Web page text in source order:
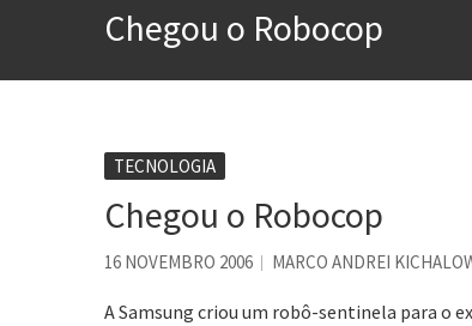
Aprender a
Contardo
Voto obrigatório é
Chegou o Robocop
TECNOLOGIA
Chegou o Robocop
16 NOVEMBRO 2006 MARCO ANDREI
A Samsung criou um robô-sentinela para o